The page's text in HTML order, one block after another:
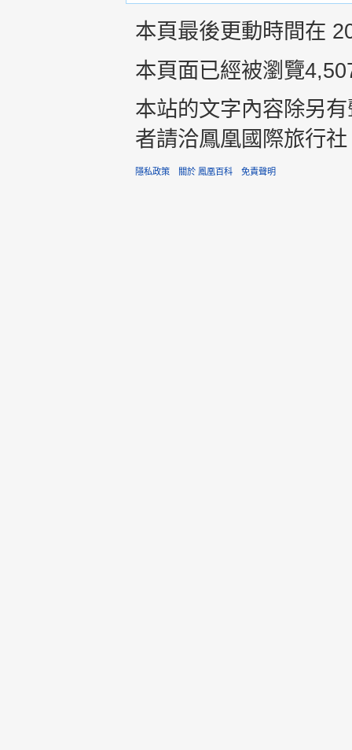
本頁最後更動時間在
本頁面已經被瀏覽
本站的文字內容除另
者請洽鳳凰國際旅行
隱私政策 關於 鳳凰百科 免責聲明